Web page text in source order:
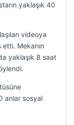
yaklaşık 40
videoya
etti. Mekanın
yaklaşık 8 saat
anlar sosyal